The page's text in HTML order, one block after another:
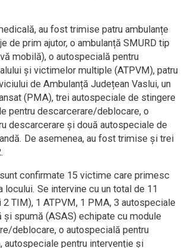
au fost trimise patru ambulanțe
de prim ajutor, o ambulanță SMURD tip
mobilă), o autospecială pentru
și victimelor multiple (ATPVM), patru
de Ambulanță Județean Vaslui, un
(PMA), trei autospeciale de stingere
pentru descarcerare/deblocare, o
descarcerare și două autospeciale de
De asemenea, au fost trimise și trei
confirmate 15 victime care primesc
locului. Se intervine cu un total de 11
2 TIM), 1 ATPVM, 1 PMA, 3 autospeciale
și spumă (ASAS) echipate cu module
deblocare, o autospecială pentru
autospeciale pentru intervenție și